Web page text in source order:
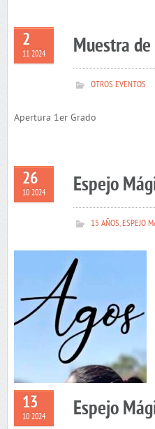
2
11 2024 Muestra
OTROS EVENTOS
Apertura 1er Grado
26
10 2024 Espejo
15 AÑOS,ESPEJO
13
10 2024 Espejo